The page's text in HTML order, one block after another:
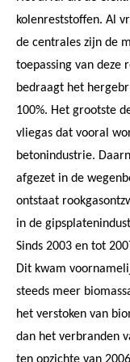
kolenreststoffen. Al
de centrales zijn de
toepassing van deze
bedraagt het
100%. Het grootste
vliegas dat vooral
betonindustrie.
afgezet in de
ontstaat
in de
Sinds 2003 en tot
Dit kwam
steeds meer
het verstoken van
dan het verbranden